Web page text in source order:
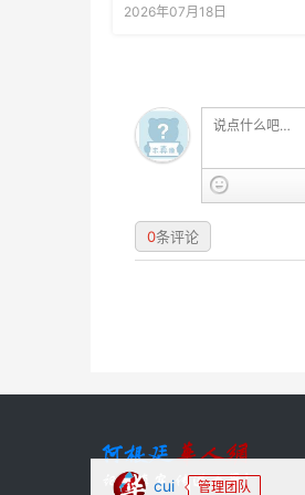
cui 管理团队
2026年07月18日
0条评论